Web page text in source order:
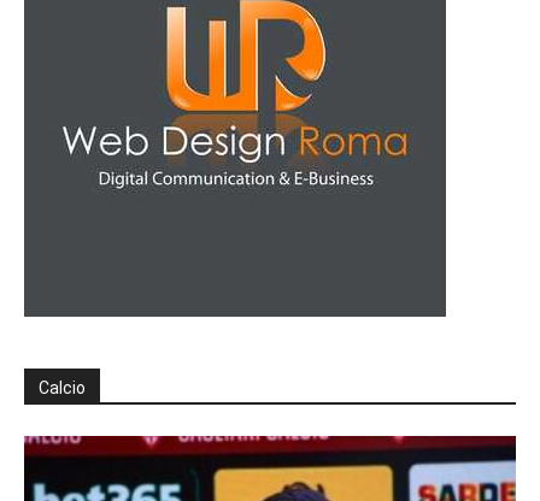
Calcio